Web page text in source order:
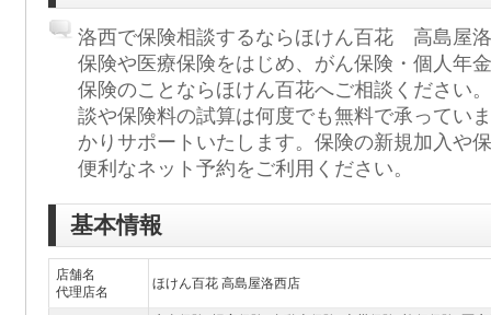
洛西で保険相談するならほけん百花 高島屋
保険や医療保険をはじめ、がん保険・個人年
保険のことならほけん百花へご相談ください
談や保険料の試算は何度でも無料で承ってい
かりサポートいたします。保険の新規加入や
便利なネット予約をご利用ください。
基本情報
店舗名
代理店名
ほけん百花 高島屋洛西店